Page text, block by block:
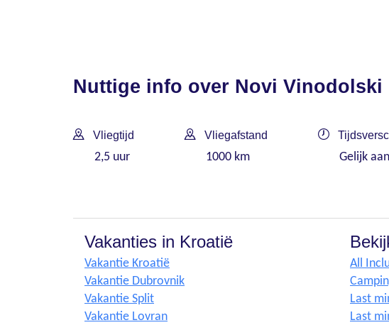
Nuttige info over Novi Vinodolski
Vliegtijd
2,5 uur
Vliegafstand
1000 km Gelijk
Vakanties in Kroatië
Vakantie Kroatië
Vakantie Dubrovnik
Vakantie Split
Vakantie Lovran
All
Last
Last